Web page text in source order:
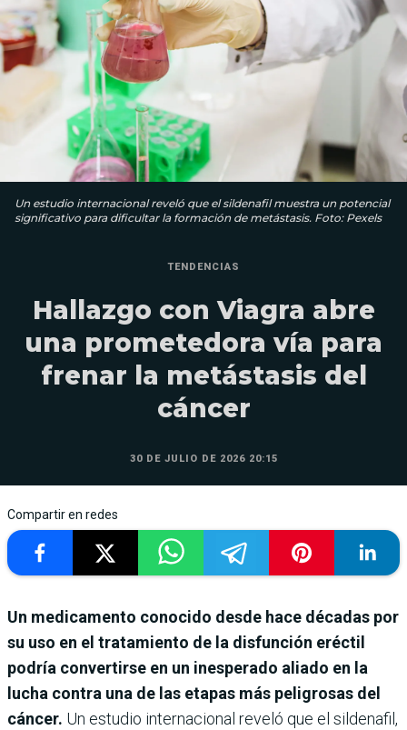
Un estudio internacional reveló que el sildenafil muestra un potencial
significativo para dificultar la formación de metástasis. Foto: Pexels
TENDENCIAS
Hallazgo con Viagra abre
una prometedora vía para
frenar la metástasis del
cáncer
30 DE JULIO DE 2026 20:15
Compartir en redes
Un medicamento conocido desde hace décadas por
su uso en el tratamiento de la disfunción eréctil
podría convertirse en un inesperado aliado en la
lucha contra una de las etapas más peligrosas del
cáncer. Un estudio internacional reveló que el sildenafil,